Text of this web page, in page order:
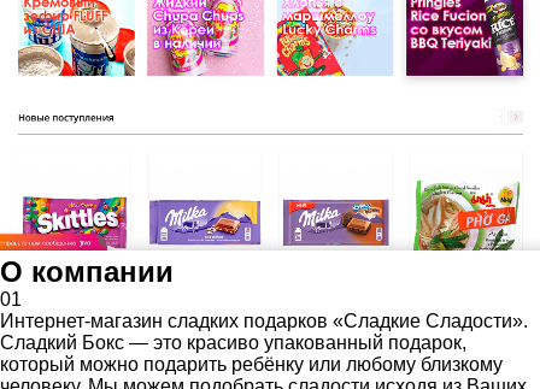
О компании
01
Интернет-магазин сладких подарков «Сладкие Сладости».
Сладкий Бокс — это красиво упакованный подарок,
который можно подарить ребёнку или любому близкому